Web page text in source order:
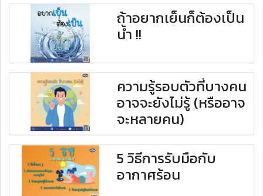
ถ้าอยากเย็นก็ต้องเป็น
น้ำ !!
ความรู้รอบตัวที่บางคน
อาจจะยังไม่รู้ (หรืออาจ
จะหลายคน)
5 วิธีการรับมือกับ
อากาศร้อน